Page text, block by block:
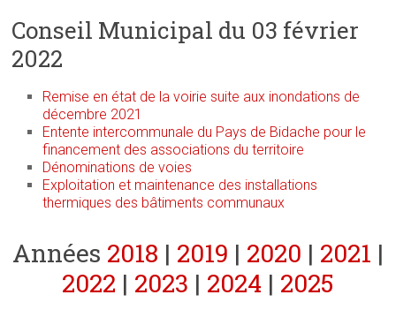
Conseil Municipal du 03 février
2022
Remise en état de la voirie suite aux inondations de
décembre 2021
Entente intercommunale du Pays de Bidache pour le
financement des associations du territoire
Dénominations de voies
Exploitation et maintenance des installations
thermiques des bâtiments communaux
Années 2018 | 2019 | 2020 | 2021 |
2022 | 2023 | 2024 | 2025